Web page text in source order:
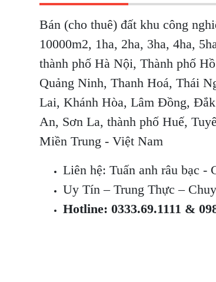
Bán (cho thuê) đất khu công
10000m2, 1ha, 2ha, 3ha, 4ha,
thành phố Hà Nội, Thành phố
Quảng Ninh, Thanh Hoá, Thái
Lai, Khánh Hòa, Lâm Đồng,
An, Sơn La, thành phố Huế,
Miền Trung - Việt Nam
Liên hệ: Tuấn anh râu bạc -
Uy Tín – Trung Thực –
Hotline: 0333.69.1111 &